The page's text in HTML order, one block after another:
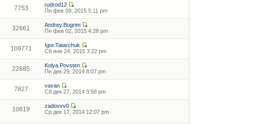
7753
rudrod12
Пн фев 09, 2015 5:11 pm
32661
Andrey.Bugrim
Пн фев 02, 2015 4:28 pm
109771
Igor.Tatarchuk
Сб янв 24, 2015 3:22 pm
22685
Kolya.Povsten
Пн дек 29, 2014 8:07 pm
7827
vavan
Сб дек 27, 2014 3:58 pm
10619
zadovvv0
Ср дек 17, 2014 12:07 pm